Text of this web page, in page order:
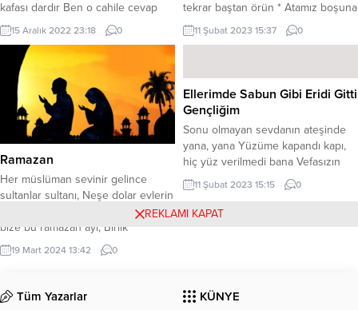
kafası dardır Ben o cahile cevap
bile vermem Erenler giden gider
duran durur Adam olan tam on
ikiden vurur Ağaçlara su
vermezseniz kurur İnanın bakın
ben ipe un sermem Olmayacak
duaya amin denmez Ama öyle...
15 Aralık 2022 23:18 0
tekrar baştan örün * Atamız boşuna
mı böyle yaptı Yaptığı hesap çok iyi
hesaptı Şimdikiler ise bu yoldan
yıkılmasın İnsanların canları
sıkılmasın Tarihin çizgisinden
çıkılmasın Tecrübe...
11 Şubat 2023 15:37 0
Ramazan
Her müslüman sevinir gelince
sultanlar sultanı, Neşe dolar evlerin
içi sokakların her tarafı Sabrı öğretir
bize bu ramazan ayı, Birlik
beraberlik ayıdır ramazan ayı.
Çeşit çeşit lezzetler ile kurulur
yapılır iftarlar, Tokmağa vurur
davulcu sahur zamanları, Uyandırır
19 Mart 2024 13:42 0
Ellerimde Sabun Gibi Eridi Gitti
Gençliğim
Sonu olmayan sevdanın ateşinde
yana, yana Yüzüme kapandı kapı,
hiç yüz verilmedi bana Vefasızın
birisine gönül verdim koştum ona
Aşkın çöl sıcaklığında kurudu gitti
gençliğim * Esiyordu o günlerde
var idi...
11 Şubat 2023 15:15 0
Tüm Yazarlar KÜNYE
REKLAMI KAPAT